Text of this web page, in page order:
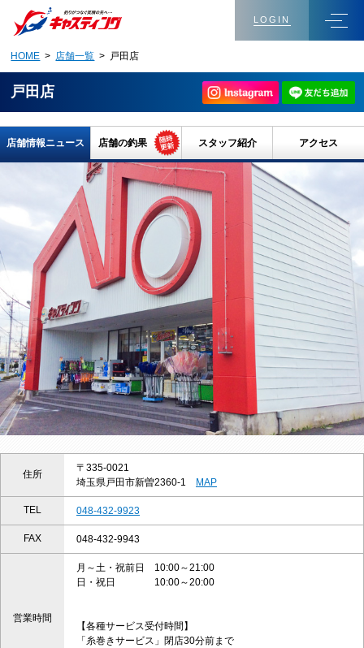
LOGIN
HOME > 店舗一覧 > 戸田店
戸田店
店舗情報ニュース 店舗の釣果 スタッフ紹介 アクセス
住所
〒335-0021
埼玉県戸田市新曽2360-1
MAP
TEL 048-432-9923
FAX 048-432-9943
営業時間
月～土・祝前日 10:00～21:00
日・祝日 10:00～20:00
【各種サービス受付時間】
「糸巻きサービス」閉店30分前まで